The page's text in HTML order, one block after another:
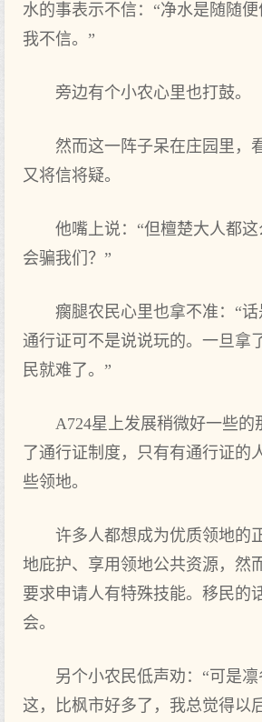
水的事表示不信：“净水是随随便
我不信。”
旁边有个小农心里也打鼓。
然而这一阵子呆在庄园里，
又将信将疑。
他嘴上说：“但檀楚大人都
会骗我们？”
瘸腿农民心里也拿不准：“
通行证可不是说说玩的。一旦拿
民就难了。”
A724星上发展稍微好一些的
了通行证制度，只有有通行证的
些领地。
许多人都想成为优质领地的
地庇护、享用领地公共资源，然
要求申请人有特殊技能。移民的
会。
另个小农民低声劝：“可是
这，比枫市好多了，我总觉得以